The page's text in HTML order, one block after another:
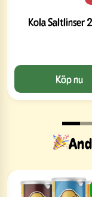
Kola Saltlinser
Köp nu